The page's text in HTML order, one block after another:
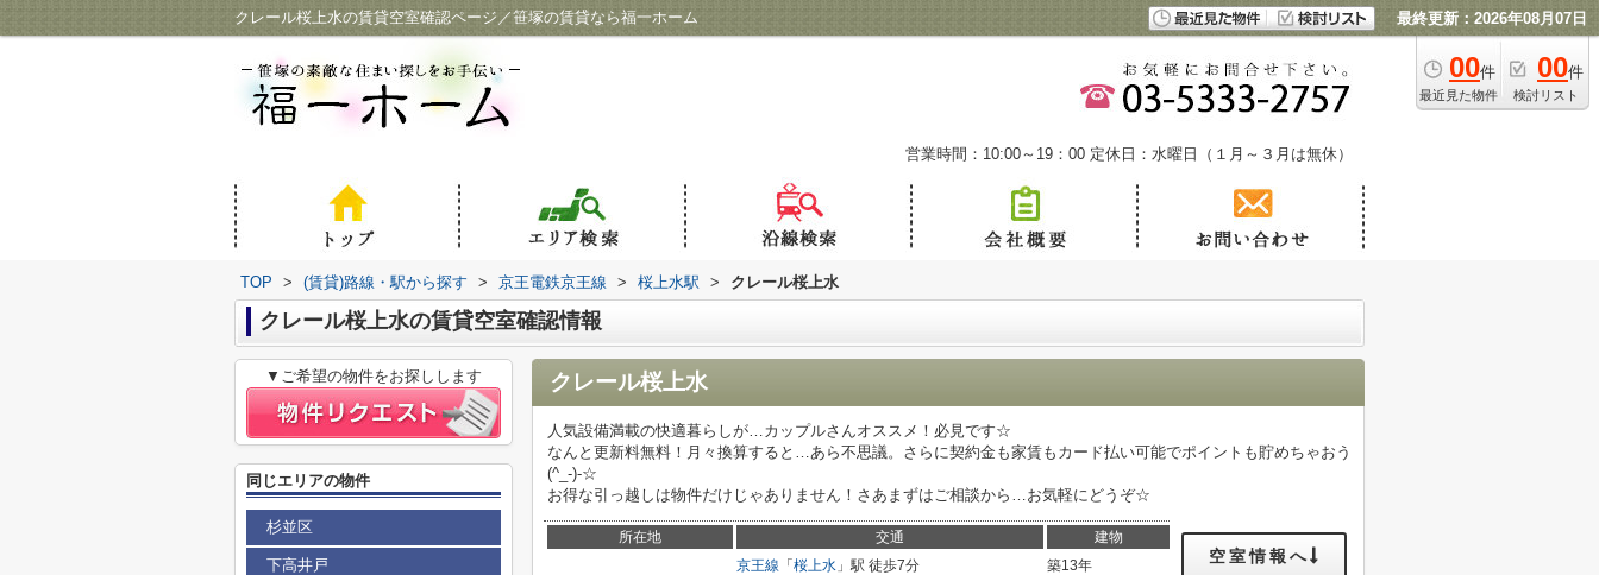
クレール桜上水の賃貸空室確認ページ／笹塚の賃貸なら福一ホーム 最終更新：2026年08月07日
00件
最近見た物件
00件
検討リスト
営業時間：10:00～19：00 定休日：水曜日（１月～３月は無休）
TOP > (賃貸)路線・駅から探す > 京王電鉄京王線 > 桜上水駅 > クレール桜上水
クレール桜上水の賃貸空室確認情報
クレール桜上水
人気設備満載の快適暮らしが…カップルさんオススメ！必見です☆
なんと更新料無料！月々換算すると…あら不思議。さらに契約金も家賃もカード払い可能でポイントも貯めちゃおう
(^_-)-☆
お得な引っ越しは物件だけじゃありません！さあまずはご相談から…お気軽にどうぞ☆
所在地 交通 建物
京王線 「 桜上水 」駅 徒歩7分
築13年
空室情報へ
▼ご希望の物件をお探しします
同じエリアの物件
杉並区
下高井戸